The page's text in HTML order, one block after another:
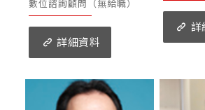
數位諮詢顧問（無給職）
詳細資料